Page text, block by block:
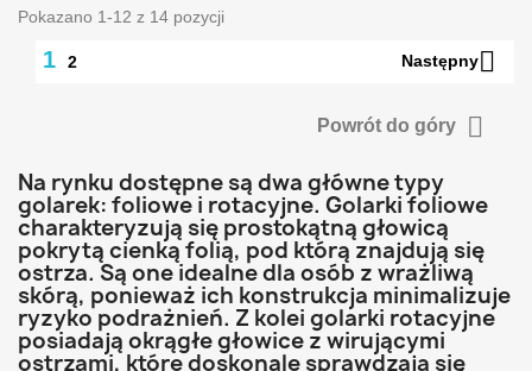
Pokazano 1-12 z 14 pozycji
1 2 Następny
Powrót do góry 
Na rynku dostępne są dwa główne typy
golarek: foliowe i rotacyjne. Golarki foliowe
charakteryzują się prostokątną głowicą
pokrytą cienką folią, pod którą znajdują się
ostrza. Są one idealne dla osób z wrażliwą
skórą, ponieważ ich konstrukcja minimalizuje
ryzyko podrażnień. Z kolei golarki rotacyjne
posiadają okrągłe głowice z wirującymi
ostrzami, które doskonale sprawdzają się